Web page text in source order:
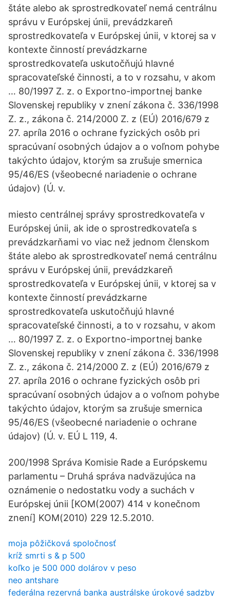
štáte alebo ak sprostredkovateľ nemá centrálnu
správu v Európskej únii, prevádzkareň
sprostredkovateľa v Európskej únii, v ktorej sa v
kontexte činností prevádzkarne
sprostredkovateľa uskutočňujú hlavné
spracovateľské činnosti, a to v rozsahu, v akom
… 80/1997 Z. z. o Exportno-importnej banke
Slovenskej republiky v znení zákona č. 336/1998
Z. z., zákona č. 214/2000 Z. z (EÚ) 2016/679 z
27. apríla 2016 o ochrane fyzických osôb pri
spracúvaní osobných údajov a o voľnom pohybe
takýchto údajov, ktorým sa zrušuje smernica
95/46/ES (všeobecné nariadenie o ochrane
údajov) (Ú. v.
miesto centrálnej správy sprostredkovateľa v
Európskej únii, ak ide o sprostredkovateľa s
prevádzkarňami vo viac než jednom členskom
štáte alebo ak sprostredkovateľ nemá centrálnu
správu v Európskej únii, prevádzkareň
sprostredkovateľa v Európskej únii, v ktorej sa v
kontexte činností prevádzkarne
sprostredkovateľa uskutočňujú hlavné
spracovateľské činnosti, a to v rozsahu, v akom
… 80/1997 Z. z. o Exportno-importnej banke
Slovenskej republiky v znení zákona č. 336/1998
Z. z., zákona č. 214/2000 Z. z (EÚ) 2016/679 z
27. apríla 2016 o ochrane fyzických osôb pri
spracúvaní osobných údajov a o voľnom pohybe
takýchto údajov, ktorým sa zrušuje smernica
95/46/ES (všeobecné nariadenie o ochrane
údajov) (Ú. v. EÚ L 119, 4.
200/1998 Správa Komisie Rade a Európskemu
parlamentu – Druhá správa nadväzujúca na
oznámenie o nedostatku vody a suchách v
Európskej únii [KOM(2007) 414 v konečnom
znení] KOM(2010) 229 12.5.2010.
moja pôžičková spoločnosť
kríž smrti s & p 500
koľko je 500 000 dolárov v peso
neo antshare
federálna rezervná banka austrálske úrokové sadzby